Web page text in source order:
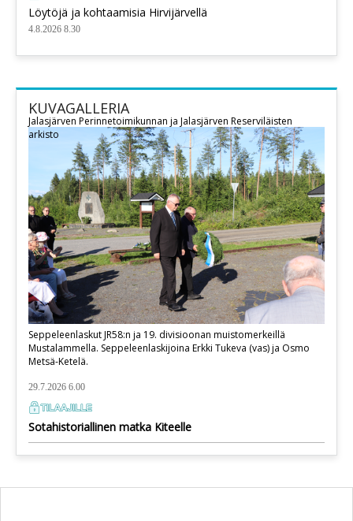
Löytöjä ja kohtaamisia Hirvijärvellä
4.8.2026 8.30
KUVAGALLERIA
Seppeleenlaskut JR58:n ja 19. divisioonan muistomerkeillä
Mustalammella. Seppeleenlaskijoina Erkki Tukeva (vas) ja Osmo
Metsä-Ketelä.
Jalasjärven Perinnetoimikunnan ja Jalasjärven Reserviläisten
arkisto
29.7.2026 6.00
Sotahistoriallinen matka Kiteelle